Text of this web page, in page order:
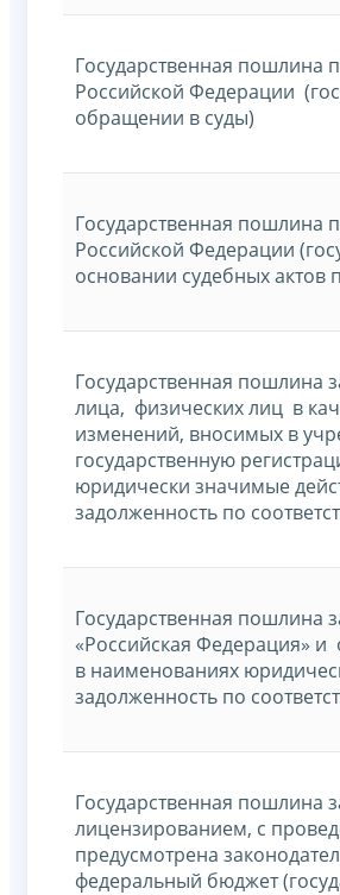
Государственная
Российской Федерации
обращении в суды)
Государственная
Российской Федерации
основании судебных актов
Государственная пошлина
лица, физических лиц в
изменений, вносимых в
государственную
юридически значимые
задолженность по
Государственная пошлина
«Российская Федерация» и
в наименованиях
задолженность по
Государственная пошлина
лицензированием, с
предусмотрена
федеральный бюджет